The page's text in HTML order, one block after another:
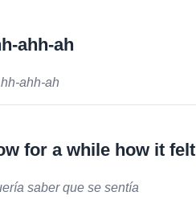
ahh-ah
ahh-ah
for a while how it felt
saber que se sentía